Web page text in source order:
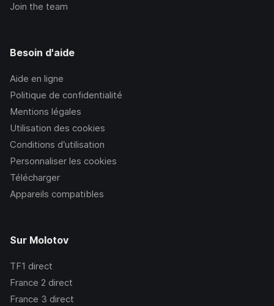
Join the team
Besoin d'aide
Aide en ligne
Politique de confidentialité
Mentions légales
Utilisation des cookies
Conditions d’utilisation
Personnaliser les cookies
Télécharger
Appareils compatibles
Sur Molotov
TF1 direct
France 2 direct
France 3 direct